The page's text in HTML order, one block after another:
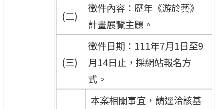
(二)
徵件內容：歷年《游於藝》
計畫展覽主題。
(三)
徵件日期：111年7月1日至9
月14日止，採網站報名方
式。
本案相關事宜，請逕洽該基